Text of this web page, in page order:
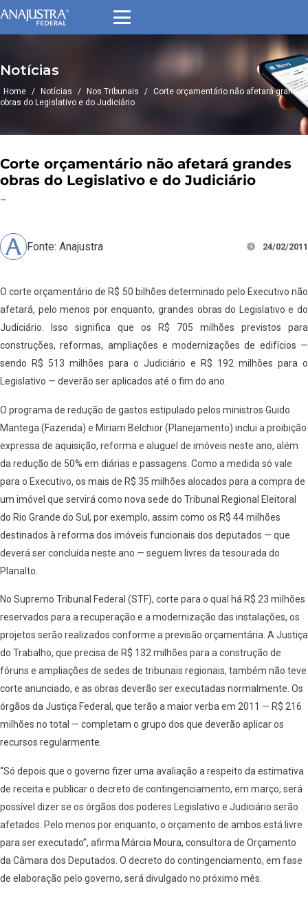
Notícias
Home / Notícias / Nos Tribunais / Corte orçamentário não afetará grandes
obras do Legislativo e do Judiciário
Corte orçamentário não afetará grandes
obras do Legislativo e do Judiciário
–
Fonte: Anajustra 24/02/2011
O corte orçamentário de R$ 50 bilhões determinado pelo Executivo não
afetará, pelo menos por enquanto, grandes obras do Legislativo e do
Judiciário. Isso significa que os R$ 705 milhões previstos para
construções, reformas, ampliações e modernizações de edifícios —
sendo R$ 513 milhões para o Judiciário e R$ 192 milhões para o
Legislativo — deverão ser aplicados até o fim do ano.
O programa de redução de gastos estipulado pelos ministros Guido
Mantega (Fazenda) e Miriam Belchior (Planejamento) inclui a proibição
expressa de aquisição, reforma e aluguel de imóveis neste ano, além
da redução de 50% em diárias e passagens. Como a medida só vale
para o Executivo, os mais de R$ 35 milhões alocados para a compra de
um imóvel que servirá como nova sede do Tribunal Regional Eleitoral
do Rio Grande do Sul, por exemplo, assim como os R$ 44 milhões
destinados à reforma dos imóveis funcionais dos deputados — que
deverá ser concluída neste ano — seguem livres da tesourada do
Planalto.
No Supremo Tribunal Federal (STF), corte para o qual há R$ 23 milhões
reservados para a recuperação e a modernização das instalações, os
projetos serão realizados conforme a previsão orçamentária. A Justiça
do Trabalho, que precisa de R$ 132 milhões para a construção de
fóruns e ampliações de sedes de tribunais regionais, também não teve
corte anunciado, e as obras deverão ser executadas normalmente. Os
órgãos da Justiça Federal, que terão a maior verba em 2011 — R$ 216
milhões no total — completam o grupo dos que deverão aplicar os
recursos regularmente.
“Só depois que o governo fizer uma avaliação a respeito da estimativa
de receita e publicar o decreto de contingenciamento, em março, será
possível dizer se os órgãos dos poderes Legislativo e Judiciário serão
afetados. Pelo menos por enquanto, o orçamento de ambos está livre
para ser executado”, afirma Márcia Moura, consultora de Orçamento
da Câmara dos Deputados. O decreto do contingenciamento, em fase
de elaboração pelo governo, será divulgado no próximo mês.